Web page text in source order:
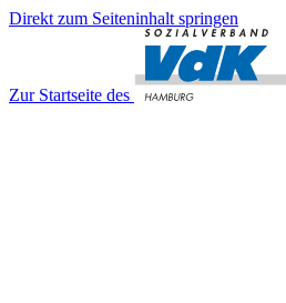
Direkt zum Seiteninhalt springen
Zur Startseite des